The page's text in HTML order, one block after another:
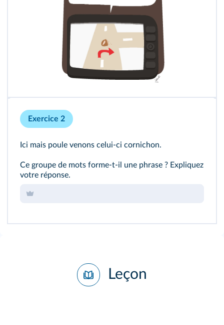
Exercice 2
Ici mais poule venons celui-ci cornichon.
Ce groupe de mots forme-t-il une phrase ? Expliquez
votre réponse.
Leçon